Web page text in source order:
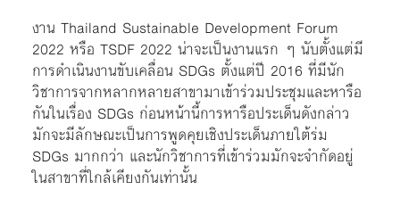
งาน Thailand Sustainable Development Forum
2022 หรือ TSDF 2022 น่าจะเป็นงานแรก ๆ นับตั้งแต่มี
การดำเนินงานขับเคลื่อน SDGs ตั้งแต่ปี 2016 ที่มีนัก
วิชาการจากหลากหลายสาขามาเข้าร่วมประชุมและหารือ
กันในเรื่อง SDGs ก่อนหน้านี้การหารือประเด็นดังกล่าว
มักจะมีลักษณะเป็นการพูดคุยเชิงประเด็นภายใต้ร่ม
SDGs มากกว่า และนักวิชาการที่เข้าร่วมมักจะจำกัดอยู่
ในสาขาที่ใกล้เคียงกันเท่านั้น